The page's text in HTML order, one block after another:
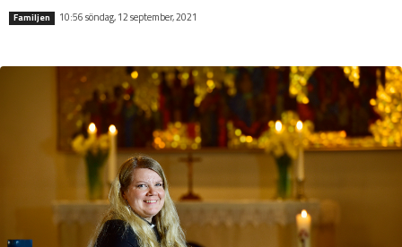
Familjen 10:56 söndag, 12 september, 2021